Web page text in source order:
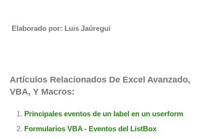
Elaborado por: Luis Jaúregui
Artículos Relacionados De Excel Avanzado,
VBA, Y Macros:
Principales eventos de un label en un userform
Formularios VBA - Eventos del ListBox